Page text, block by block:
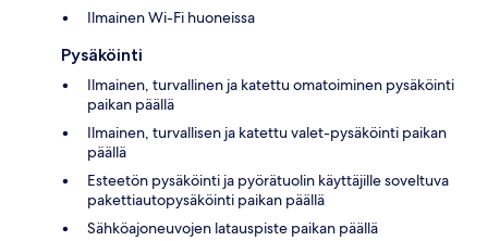
Ilmainen Wi-Fi huoneissa
Pysäköinti
Ilmainen, turvallinen ja katettu omatoiminen pysäköinti
paikan päällä
Ilmainen, turvallisen ja katettu valet-pysäköinti paikan
päällä
Esteetön pysäköinti ja pyörätuolin käyttäjille soveltuva
pakettiautopysäköinti paikan päällä
Sähköajoneuvojen latauspiste paikan päällä